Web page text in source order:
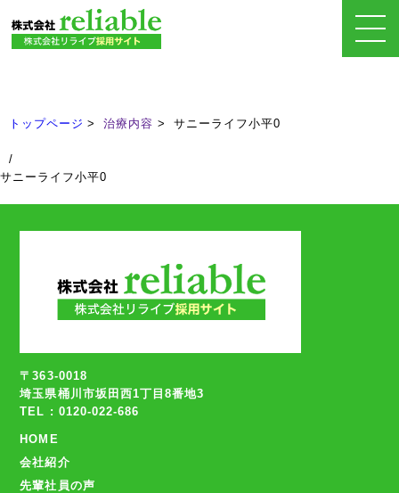
Treatment
トップページ 治療内容 サニーライフ小平0
/
サニーライフ小平0
〒363-0018
埼玉県桶川市坂田西1丁目8番地3
TEL : 0120-022-686
HOME
会社紹介
先輩社員の声